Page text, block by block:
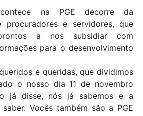
na PGE decorre da
procuradores e servidores, que
a nos subsidiar com
para o desenvolvimento
e queridas, que dividimos
o nosso dia 11 de novembro
já disse, nós já sabemos e a
Vocês também são a PGE